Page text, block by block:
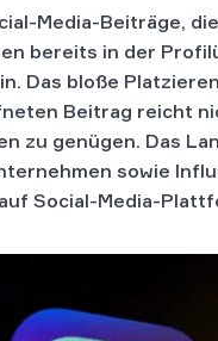
Media-Beiträge,
bereits in der
Das bloße
Beitrag reicht
zu genügen. Das
sowie
Social-Media-